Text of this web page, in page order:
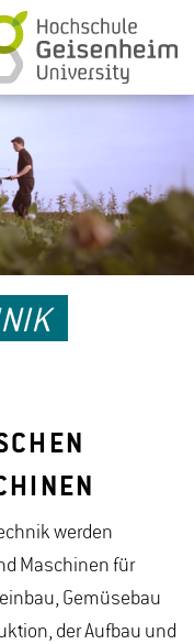
werden
Maschinen für
Gemüsebau
der Aufbau und